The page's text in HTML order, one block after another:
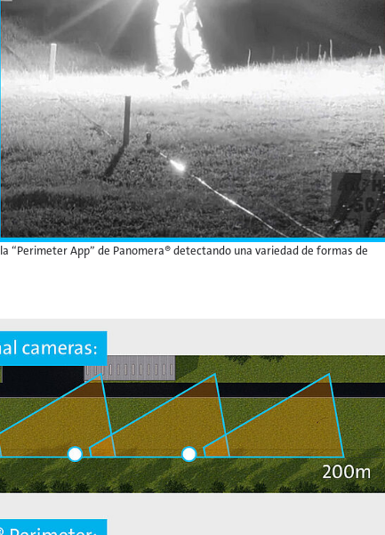
“Perimeter App” de Panomera® detectando una variedad de formas de